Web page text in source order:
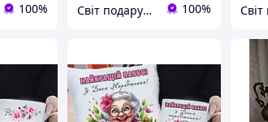
100% Світ подарунків 100%